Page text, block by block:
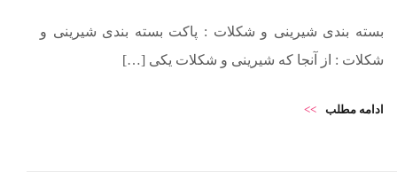
بسته بندی شیرینی و شکلات : پاکت بسته بندی شیرینی و
شکلات : از آنجا که شیرینی و شکلات یکی […]
ادامه مطلب >>